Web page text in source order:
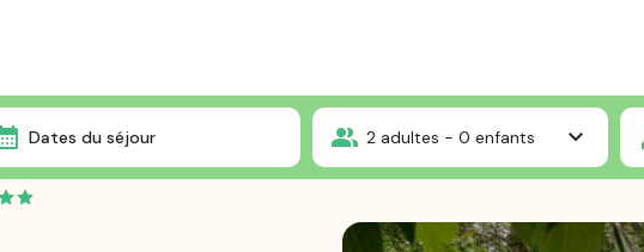
Dates du séjour 2adultes - 0 enfants
Paludiers Mobil-home Standard 31m² (3 chambres) + TV + terrasse semi-couverte 18m²